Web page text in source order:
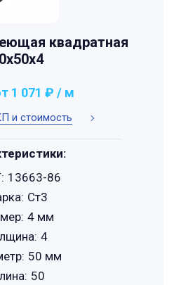
квадратная
и стоимость
1 071 ₽ / м
13663-86
Ст3
4 мм
4
50 мм
50